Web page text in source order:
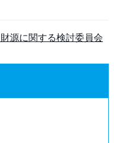
源に関する検討委員会